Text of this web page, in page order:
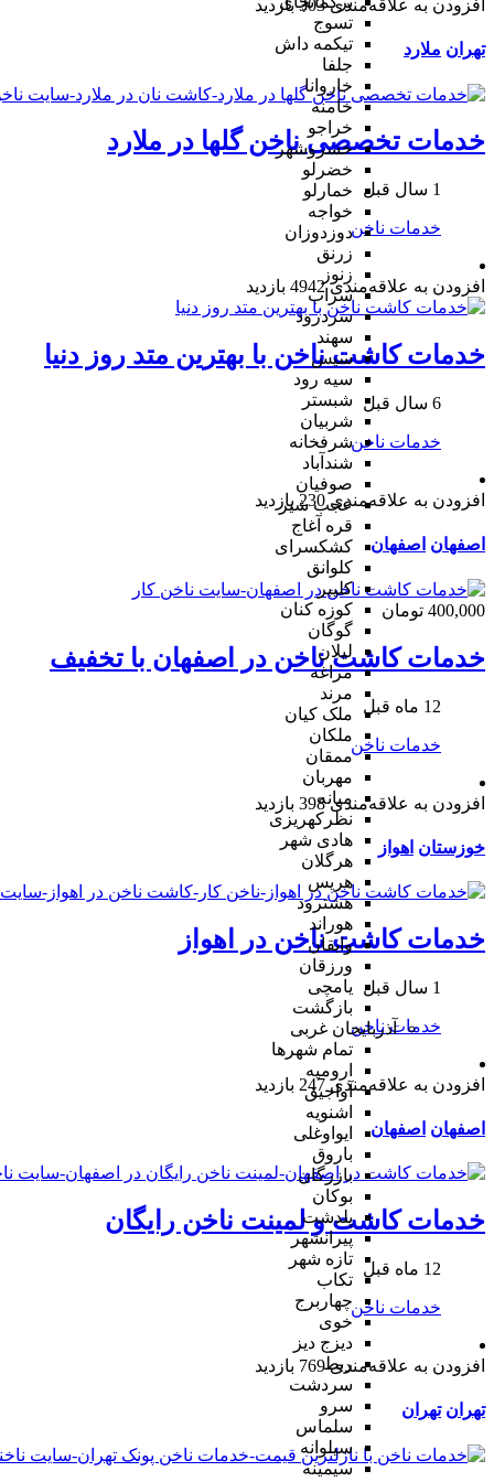
تسوج
تیکمه داش
جلفا
خاروانا
خامنه
خراجو
خسروشهر
خضرلو
خمارلو
خواجه
دوزدوزان
زرنق
زنوز
سراب
سردرود
سهند
سیس
سیه رود
شبستر
شربیان
شرفخانه
شندآباد
صوفیان
عجب شیر
قره آغاج
کشکسرای
کلوانق
کلیبر
کوزه کنان
گوگان
لیلان
مراغه
مرند
ملک کیان
ملکان
ممقان
مهربان
میانه
نظرکهریزی
هادی شهر
هرگلان
هریس
هشترود
هوراند
وایقان
ورزقان
یامچی
بازگشت
آذربایجان غربی
تمام شهر‌ها
ارومیه
آواجیق
اشنویه
ایواوغلی
باروق
بازرگان
بوکان
پلدشت
پیرانشهر
تازه شهر
تکاب
چهاربرج
خوی
دیزج دیز
ربط
سردشت
سرو
سلماس
سیلوانه
سیمینه
افزودن به علاقه‌مندی 303 بازدید
تهران ملارد
خدمات تخصصی ناخن گلها در ملارد
1 سال قبل
خدمات ناخن
افزودن به علاقه‌مندی 4942 بازدید
خدمات کاشت ناخن با بهترین متد روز دنیا
6 سال قبل
خدمات ناخن
افزودن به علاقه‌مندی 230 بازدید
اصفهان اصفهان
400,000 تومان
خدمات کاشت ناخن در اصفهان با تخفیف
12 ماه قبل
خدمات ناخن
افزودن به علاقه‌مندی 398 بازدید
خوزستان اهواز
خدمات کاشت ناخن در اهواز
1 سال قبل
خدمات ناخن
افزودن به علاقه‌مندی 247 بازدید
اصفهان اصفهان
خدمات کاشت و لمینت ناخن رایگان
12 ماه قبل
خدمات ناخن
افزودن به علاقه‌مندی 769 بازدید
تهران تهران